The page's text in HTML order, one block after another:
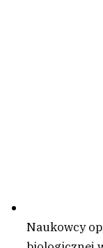
Naukowcy